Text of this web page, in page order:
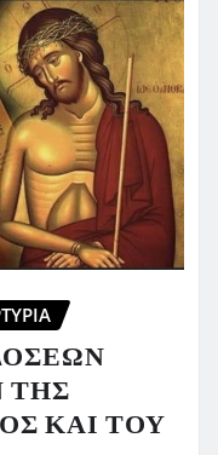
ΤΗΣ
ΚΑΙ ΤΟΥ